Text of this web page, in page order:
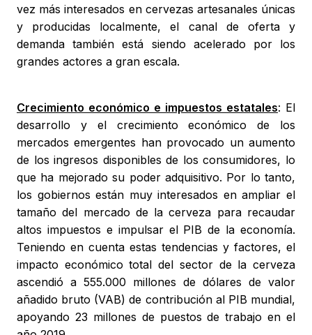
vez más interesados en cervezas artesanales únicas
y producidas localmente, el canal de oferta y
demanda también está siendo acelerado por los
grandes actores a gran escala.
Crecimiento económico e impuestos estatales: El
desarrollo y el crecimiento económico de los
mercados emergentes han provocado un aumento
de los ingresos disponibles de los consumidores, lo
que ha mejorado su poder adquisitivo. Por lo tanto,
los gobiernos están muy interesados en ampliar el
tamaño del mercado de la cerveza para recaudar
altos impuestos e impulsar el PIB de la economía.
Teniendo en cuenta estas tendencias y factores, el
impacto económico total del sector de la cerveza
ascendió a 555.000 millones de dólares de valor
añadido bruto (VAB) de contribución al PIB mundial,
apoyando 23 millones de puestos de trabajo en el